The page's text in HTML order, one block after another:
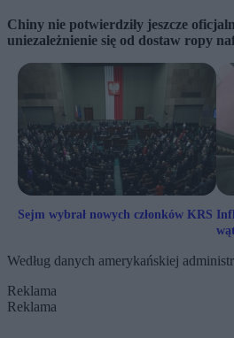
Chiny nie potwierdziły jeszcze
uniezależnienie się od dostaw ropy
Sejm wybrał nowych członków KRS
Według danych amerykańskiej
Reklama
Reklama